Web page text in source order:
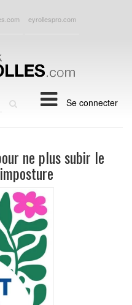
eyrollespro.com
Se connecter
ne plus subir le